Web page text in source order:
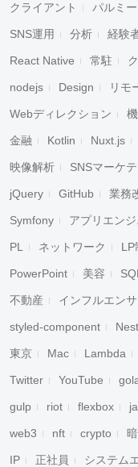
クライアント パルミー
SNS運用 分析 経験
React Native 常駐
nodejs Design リモ
Webディレクション
金融 Kotlin Nuxt.js
映像解析 SNSマーケ
jQuery GitHub 業務
Symfony アプリエン
PL ネットワーク LP
PowerPoint 美容 SQL
不動産 インフルエン
styled-component
東京 Mac Lambda
Twitter YouTube
gulp riot flexbox
web3 nft crypto
IP 正社員 システム